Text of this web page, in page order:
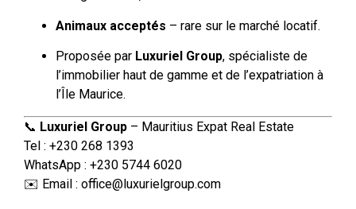
Animaux acceptés – rare sur le marché locatif.
Proposée par Luxuriel Group, spécialiste de
l’immobilier haut de gamme et de l’expatriation à
l’Île Maurice.
📞 Luxuriel Group – Mauritius Expat Real Estate
Tel : +230 268 1393
WhatsApp : +230 5744 6020
✉️ Email : office@luxurielgroup.com